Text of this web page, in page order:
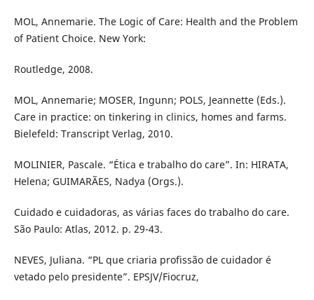
MOL, Annemarie. The Logic of Care: Health and the Problem
of Patient Choice. New York:
Routledge, 2008.
MOL, Annemarie; MOSER, Ingunn; POLS, Jeannette (Eds.).
Care in practice: on tinkering in clinics, homes and farms.
Bielefeld: Transcript Verlag, 2010.
MOLINIER, Pascale. “Ética e trabalho do care”. In: HIRATA,
Helena; GUIMARÃES, Nadya (Orgs.).
Cuidado e cuidadoras, as várias faces do trabalho do care.
São Paulo: Atlas, 2012. p. 29-43.
NEVES, Juliana. “PL que criaria profissão de cuidador é
vetado pelo presidente”. EPSJV/Fiocruz,